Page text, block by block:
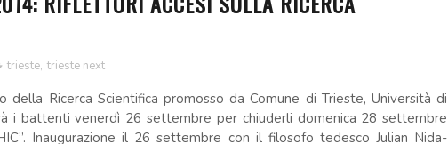
trieste, trieste next
della Ricerca Scientifica promosso da Comune di Trieste, Università di
i battenti venerdì 26 settembre per chiuderli domenica 28 settembre
Inaugurazione il 26 settembre con il filosofo tedesco Julian Nida-